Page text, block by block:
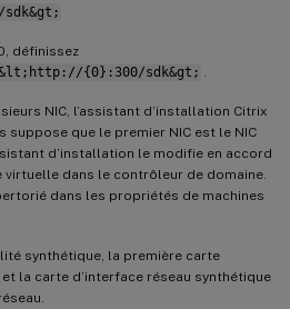
définissez
{0}:300/sdk&gt;
NIC, l’assistant d’installation Citrix
suppose que le premier NIC est le NIC
d’installation le modifie en accord
virtuelle dans le contrôleur de domaine.
dans les propriétés de machines
synthétique, la première carte
la carte d’interface réseau synthétique